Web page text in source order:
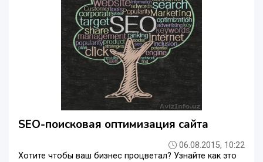
SEO-поисковая оптимизация сайта
06.08.2015, 10:22
Хотите чтобы ваш бизнес процветал? Узнайте как это